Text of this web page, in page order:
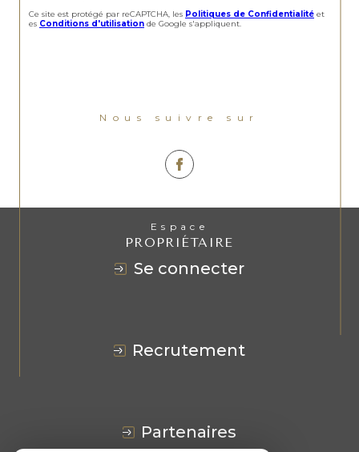
Ce site est protégé par reCAPTCHA, les Politiques de Confidentialité et
es Conditions d'utilisation de Google s'appliquent.
Nous suivre sur
Espace
PROPRIÉTAIRE
se connecter
recrutement
partenaires